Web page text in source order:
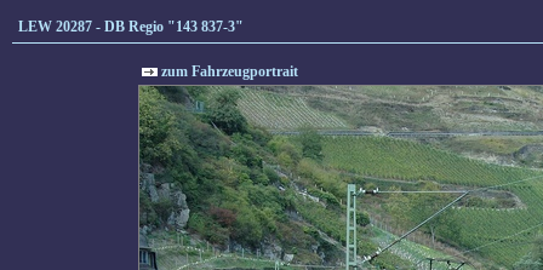
LEW 20287 - DB Regio "143 837-3"
zum Fahrzeugportrait